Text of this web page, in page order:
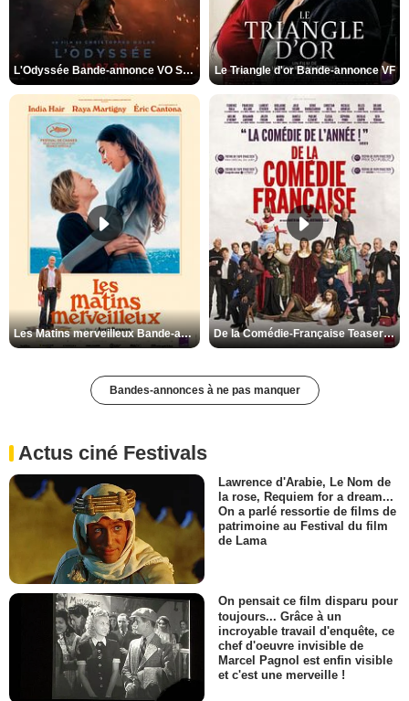
L'Odyssée Bande-annonce VO STFR Le Triangle d'or Bande-annonce VF
Les Matins merveilleux Bande-annonce VF De la Comédie-Française Teaser VF
Bandes-annonces à ne pas manquer
Actus ciné Festivals
Lawrence d'Arabie, Le Nom de
la rose, Requiem for a dream...
On a parlé ressortie de films de
patrimoine au Festival du film
de Lama
On pensait ce film disparu pour
toujours... Grâce à un
incroyable travail d'enquête, ce
chef d'oeuvre invisible de
Marcel Pagnol est enfin visible
et c'est une merveille !